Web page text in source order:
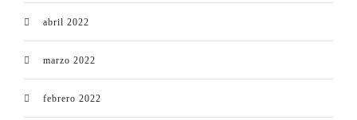
abril 2022
marzo 2022
febrero 2022